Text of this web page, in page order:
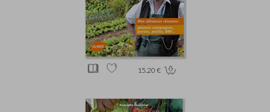
15.20 €